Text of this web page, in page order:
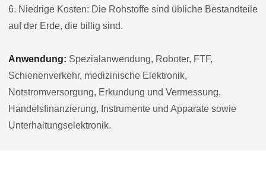
6. Niedrige Kosten: Die Rohstoffe sind übliche Bestandteile
auf der Erde, die billig sind.
Anwendung: Spezialanwendung, Roboter, FTF,
Schienenverkehr, medizinische Elektronik,
Notstromversorgung, Erkundung und Vermessung,
Handelsfinanzierung, Instrumente und Apparate sowie
Unterhaltungselektronik.